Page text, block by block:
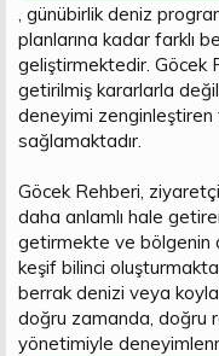
, günübirlik deniz
planlarına kadar farklı
geliştirmektedir. Göcek
getirilmiş kararlarla
deneyimi
sağlamaktadır.
Göcek Rehberi,
daha anlamlı hale
getirmekte ve bölgenin
keşif bilinci
berrak denizi veya
doğru zamanda, doğru
yönetimiyle